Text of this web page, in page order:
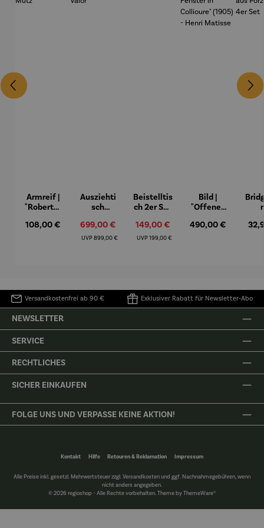
Armreif |
"Roberta"
Mütz
Regulärer Preis:
108,00 €
Ausziehti
sch
m – Valor
Verkaufspreis:
699,00 €
UVP Regulärer Preis:
899,00 €
Beistelltis
ch 2er Set
Verkaufspreis:
149,00 €
UVPRegulärer Preis:
199,00 €
Bild |
"Offenes
Collioure"
Regulärer Preis:
490,00 €
Versandkostenfrei ab 90 € Exklusiver Rabatt für Newsletter-Abo
NEWSLETTER
SERVICE
RECHTLICHES
SICHER EINKAUFEN
FOLGE UNS UND VERPASSE KEINE AKTION!
Kontakt Hilfe Retouren & Reklamation Impressum
Alle Preise inkl. gesetzl. Mehrwertsteuer zzgl. Versandkostenund ggf. Nachnahmegebühren, wenn
nicht anders angegeben.
© 2026 regioshop - Alle Rechte vorbehalten. Theme byThemeWare®